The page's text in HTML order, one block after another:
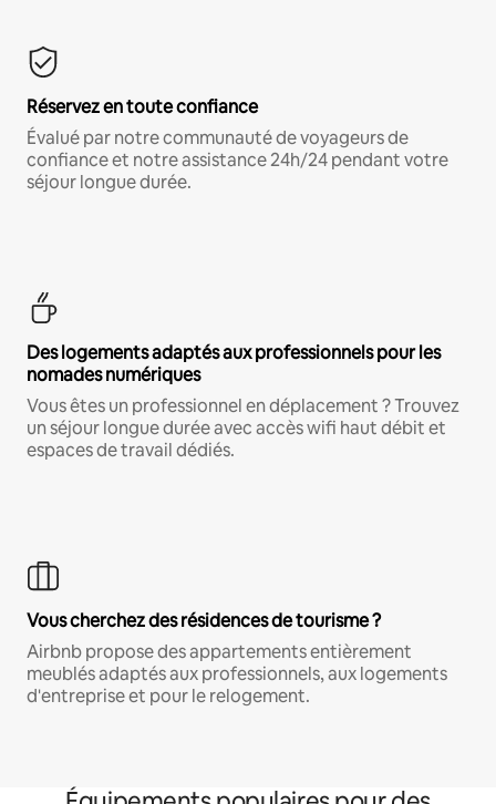
Réservez en toute confiance
Évalué par notre communauté de voyageurs de
confiance et notre assistance 24h/24 pendant votre
séjour longue durée.
Des logements adaptés aux professionnels pour les
nomades numériques
Vous êtes un professionnel en déplacement ? Trouvez
un séjour longue durée avec accès wifi haut débit et
espaces de travail dédiés.
Vous cherchez des résidences de tourisme ?
Airbnb propose des appartements entièrement
meublés adaptés aux professionnels, aux logements
d'entreprise et pour le relogement.